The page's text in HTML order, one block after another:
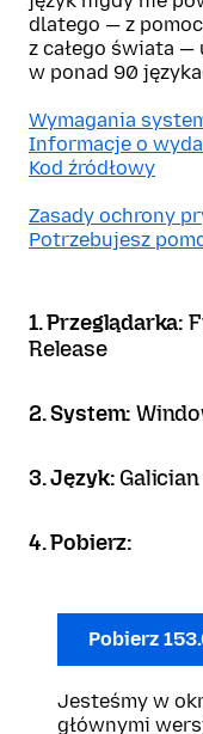
dlatego — z
z całego świata
w ponad 90
Wymagania
Informacje o
Kod źródłowy
Zasady ochrony
Potrzebujesz
1. Przeglądarka:
Release
2. System:
3. Język: Galician
4. Pobierz:
Pobierz
Jesteśmy w
głównymi